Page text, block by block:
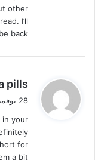
other
I’ll
back.
ي
ق
ل
pills
28 نوفمبر، 2023 الساعة 11:03 ص
in your
for
a bit